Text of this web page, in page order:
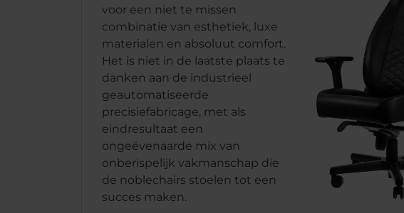
voor een niet te missen
combinatie van esthetiek, luxe
materialen en absoluut comfort.
Het is niet in de laatste plaats te
danken aan de industrieel
geautomatiseerde
precisiefabricage, met als
eindresultaat een
ongeëvenaarde mix van
onberispelijk vakmanschap die
de noblechairs stoelen tot een
succes maken.